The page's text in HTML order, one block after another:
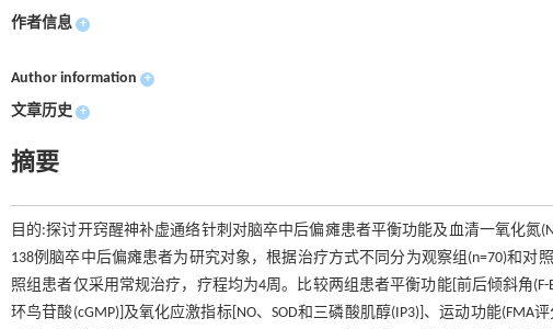
作者信息 +
Author information +
文章历史 +
摘要
目的:探讨开窍醒神补虚通络针刺对脑卒中后偏瘫患者平衡功能及血清一氧化氮
138例脑卒中后偏瘫患者为研究对象，根据治疗方式不同分为观察组(n=70)和
照组患者仅采用常规治疗，疗程均为4周。比较两组患者平衡功能[前后倾斜角
环鸟苷酸(cGMP)]及氧化应激指标[NO、SOD和三磷酸肌醇(IP3)]、运动功能